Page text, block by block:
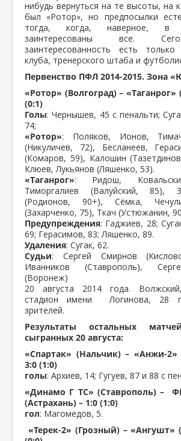
нибудь вернуться на те высоты, на
был «Ротор», но предпосылки
тогда, когда, наверное, в
заинтересованы все.
заинтересованность есть
клуба, тренерского штаба и
Первенство ПФЛ 2014-2015. Зона
«Ротор» (Волгоград) – «Таганрог»
(0:1)
Голы: Чернышев, 45 с пенальти;
74;
«Ротор»: Поляков, Ионов,
(Никуличев, 72), Бесланеев,
(Комаров, 59), Калошин
Клюев, Лукьянов (Ляшенко, 53).
«Таганрог»: Ридош,
Тиморгалиев (Валуйский, 85),
(Родионов, 90+), Сёмка,
(Захарченко, 75), Ткач (Устюжанин,
Предупреждения: Гаджиев, 28;
69; Герасимов, 83; Ляшенко, 89.
Удаления: Сугак, 62.
Судьи: Сергей Смирнов
Иванников (Ставрополь),
(Воронеж)
20 августа 2014 года.
стадион имени Логинова, 28
зрителей.
Результаты остальных
сыгранных 20 августа:
«Спартак» (Нальчик) – «Анжи-2»
3:0 (1:0)
голы: Архиев, 14; Гугуев, 87 и 88 с
«Динамо Г ТС» (Ставрополь) –
(Астрахань) – 1:0 (1:0)
гол: Магомедов, 5.
«Терек-2» (Грозный) – «Ангушт»